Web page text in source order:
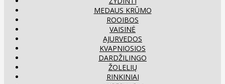
MEDAUS KRŪMO
ROOIBOS
VAISINĖ
AJURVEDOS
KVAPNIOSIOS
DARDŽILINGO
ŽOLELIŲ
RINKINIAI